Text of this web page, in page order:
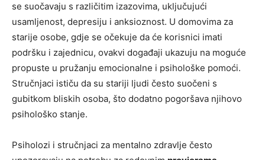
se suočavaju s različitim izazovima, uključujući
usamljenost, depresiju i anksioznost. U domovima za
starije osobe, gdje se očekuje da će korisnici imati
podršku i zajednicu, ovakvi događaji ukazuju na moguće
propuste u pružanju emocionalne i psihološke pomoći.
Stručnjaci ističu da su stariji ljudi često suočeni s
gubitkom bliskih osoba, što dodatno pogoršava njihovo
psihološko stanje.
Psiholozi i stručnjaci za mentalno zdravlje često